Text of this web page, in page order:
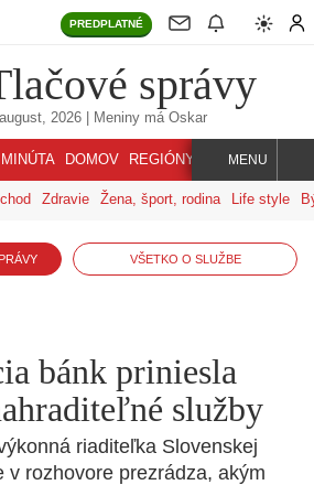
PREDPLATNÉ
správy
2026| Meniny má Oskar
DOMOV REGIÓNY INDEX SVET
MENU
Zdravie Žena, šport, rodina Life style
VŠETKO O SLUŽBE
bánk priniesla
služby
riaditeľka Slovenskej
v rozhovore prezrádza, akým